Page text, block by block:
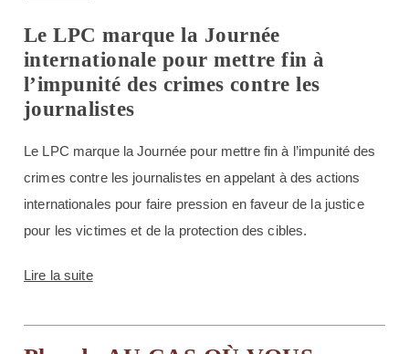
Le LPC marque la Journée
internationale pour mettre fin à
l’impunité des crimes contre les
journalistes
Le LPC marque la Journée pour mettre fin à l’impunité des
crimes contre les journalistes en appelant à des actions
internationales pour faire pression en faveur de la justice
pour les victimes et de la protection des cibles.
Lire la suite